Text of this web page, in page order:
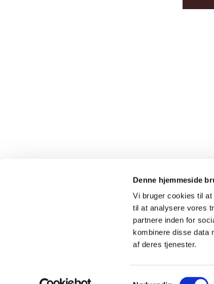
Denne hjemmeside
Vi bruger cookies til
til at analysere vores
partnere inden for
kombinere disse data
af deres tjenester.
Samtykkevalg